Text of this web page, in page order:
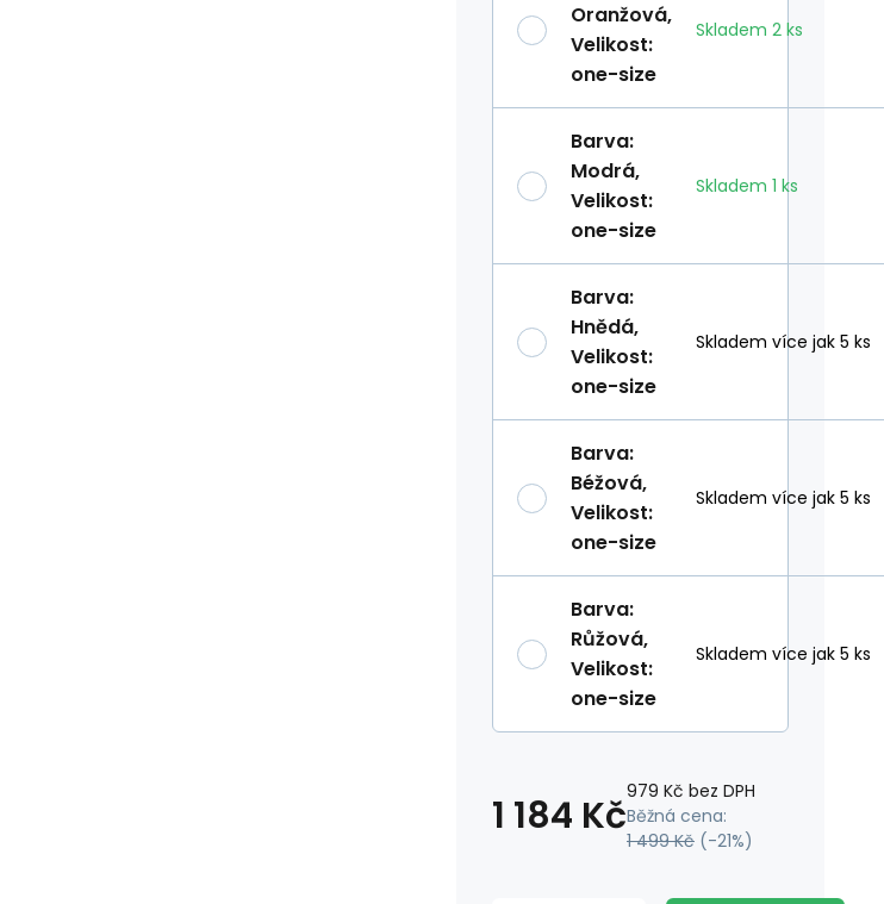
Oranžová,
Velikost:
one-size
Skladem 2 ks
Barva:
Modrá,
Velikost:
one-size
Skladem 1 ks
Barva:
Hnědá,
Velikost:
one-size
Skladem více jak 5 ks
Barva:
Béžová,
Velikost:
one-size
Skladem více jak 5 ks
Barva:
Růžová,
Velikost:
one-size
Skladem více jak 5 ks
1 184 Kč979 Kč bez DPH
Běžná cena:
1 499 Kč (-21%)